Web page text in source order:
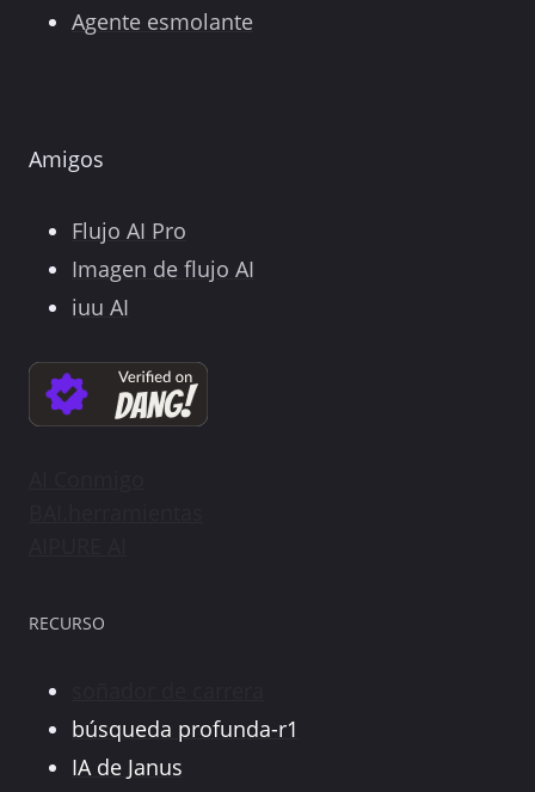
Agente esmolante
Amigos
Flujo AI Pro
Imagen de flujo AI
iuu AI
RECURSO
búsqueda profunda-r1
IA de Janus